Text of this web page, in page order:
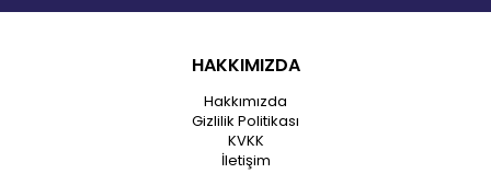
HAKKIMIZDA
Hakkımızda
Gizlilik Politikası
KVKK
İletişim